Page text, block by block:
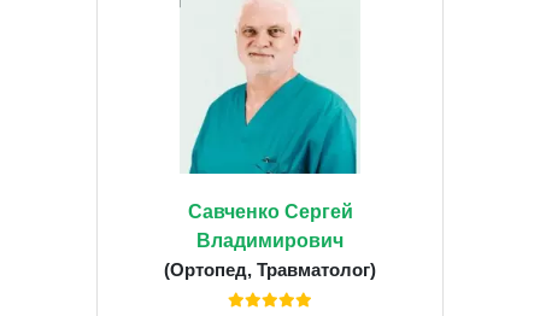
Савченко Сергей
Владимирович
(Ортопед, Травматолог)